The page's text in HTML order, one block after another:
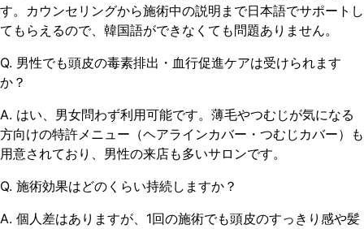
す。カウンセリングから施術中の説明まで日本語でサポートし
てもらえるので、韓国語ができなくても問題ありません。
Q. 男性でも頭皮の毒素排出・血行促進ケアは受けられます
か？
A. はい、男女問わず利用可能です。薄毛やつむじが気になる
方向けの特許メニュー（ヘアラインカバー・つむじカバー）も
用意されており、男性の来店も多いサロンです。
Q. 施術効果はどのくらい持続しますか？
A. 個人差はありますが、1回の施術でも頭皮のすっきり感や髪